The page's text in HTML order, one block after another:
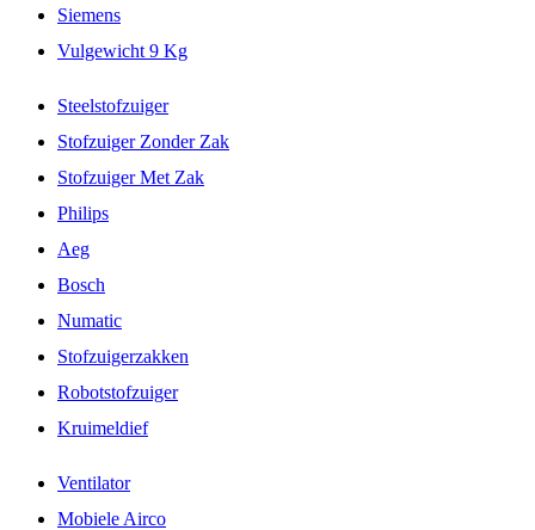
Siemens
Vulgewicht 9 Kg
Steelstofzuiger
Stofzuiger Zonder Zak
Stofzuiger Met Zak
Philips
Aeg
Bosch
Numatic
Stofzuigerzakken
Robotstofzuiger
Kruimeldief
Ventilator
Mobiele Airco